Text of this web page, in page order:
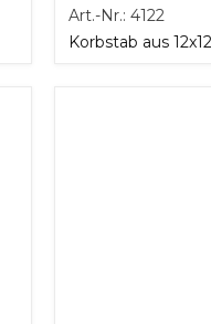
Art.-Nr.:4122
Korbstab aus